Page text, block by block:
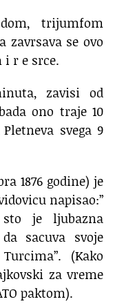
trijumfom
zavrsava se ovo
i r e srce.
zavisi od
ono traje 10
svega 9
1876 godine) je
napisao:”
je ljubazna
sacuva svoje
(Kako
za vreme
paktom).